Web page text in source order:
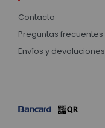
Contacto
Preguntas frecuentes
Envíos y devoluciones